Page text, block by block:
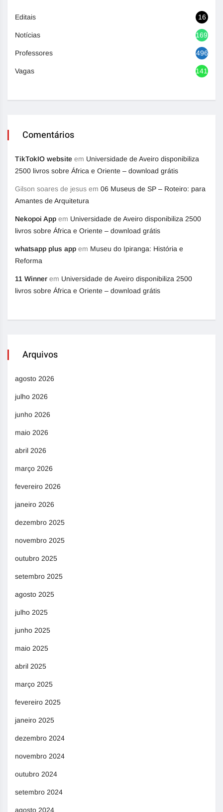
Editais 16
Notícias 1692
Professores 496
Vagas 1417
Comentários
TikTokIO website em Universidade de Aveiro disponibiliza
2500 livros sobre África e Oriente – download grátis
Gilson soares de jesus em 06 Museus de SP – Roteiro: para
Amantes de Arquitetura
Nekopoi App em Universidade de Aveiro disponibiliza 2500
livros sobre África e Oriente – download grátis
whatsapp plus app em Museu do Ipiranga: História e
Reforma
11 Winner em Universidade de Aveiro disponibiliza 2500
livros sobre África e Oriente – download grátis
Arquivos
agosto 2026
julho 2026
junho 2026
maio 2026
abril 2026
março 2026
fevereiro 2026
janeiro 2026
dezembro 2025
novembro 2025
outubro 2025
setembro 2025
agosto 2025
julho 2025
junho 2025
maio 2025
abril 2025
março 2025
fevereiro 2025
janeiro 2025
dezembro 2024
novembro 2024
outubro 2024
setembro 2024
agosto 2024